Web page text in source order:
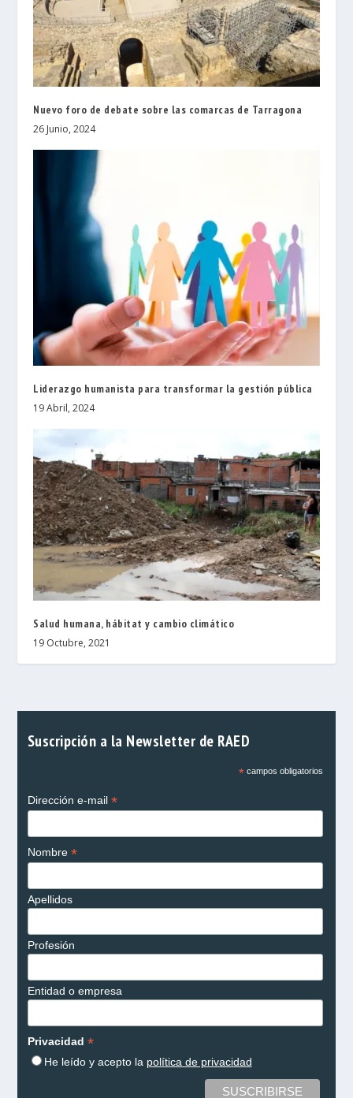
Nuevo foro de debate sobre las comarcas de Tarragona
26 Junio, 2024
Liderazgo humanista para transformar la gestión pública
19 Abril, 2024
Salud humana, hábitat y cambio climático
19 Octubre, 2021
Suscripción a la Newsletter de RAED
*campos obligatorios
Dirección e-mail *
Nombre *
Apellidos
Profesión
Entidad o empresa
Privacidad *
He leído y acepto la política de privacidad